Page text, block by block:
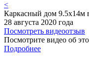
<
Каркасный дом 9.5х14м
28 августа 2020 года
Посмотреть видеоотзыв
Посмотрите видео об
Подробнее